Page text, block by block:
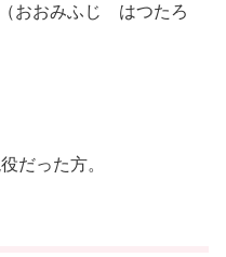
おおみふじ はつたろ
だった方。